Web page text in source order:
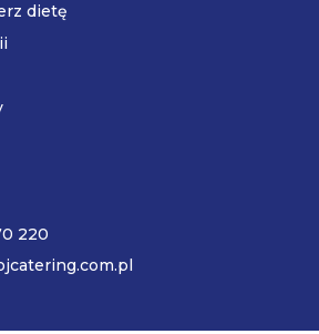
dietę
220